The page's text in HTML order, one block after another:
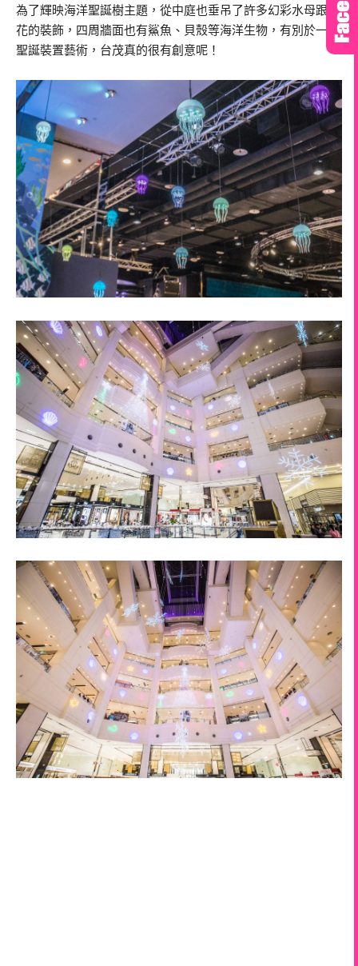
為了輝映海洋聖誕樹主題，從中庭也垂吊了許多幻彩水母跟雪
花的裝飾，四周牆面也有鯊魚、貝殼等海洋生物，有別於一般
聖誕裝置藝術，台茂真的很有創意呢！